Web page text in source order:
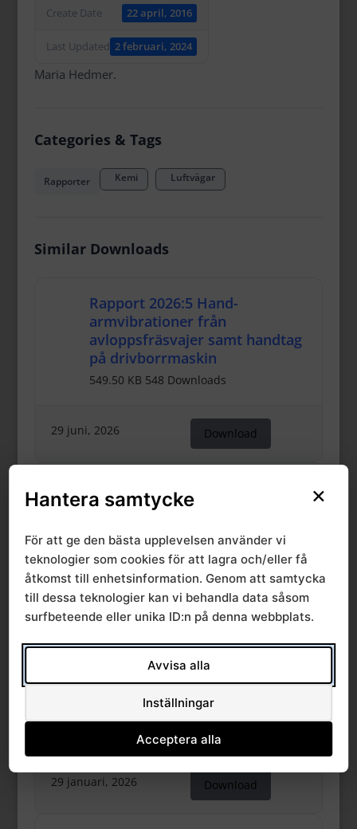
Create Date 22 april, 2016
Last Updated 2 februari, 2024
Maria Hedmer.
Categories & Tags
Rapporter Kemi Luftvägar
Similar Downloads
Rapport 2026:5 Hand-
armvibrationer från
avloppsfräsvajer samt handtag
på drivborrmaskin
549.50 KB 548 Downloads
29 juni, 2026 Download
Rapport 2026:3
Miljöhälsorapport Skåne
549.50 KB 595 Downloads
27 februari, 2026 Download
Rapport 2026:2 Hand-
armvibrationer från
kranbygge
549.50 KB 83 Downloads
29 januari, 2026 Download
×
Hantera samtycke
För att ge den bästa upplevelsen använder vi
teknologier som cookies för att lagra och/eller få
åtkomst till enhetsinformation. Genom att samtycka
till dessa teknologier kan vi behandla data såsom
surfbeteende eller unika ID:n på denna webbplats.
Avvisa alla
Inställningar
Acceptera alla